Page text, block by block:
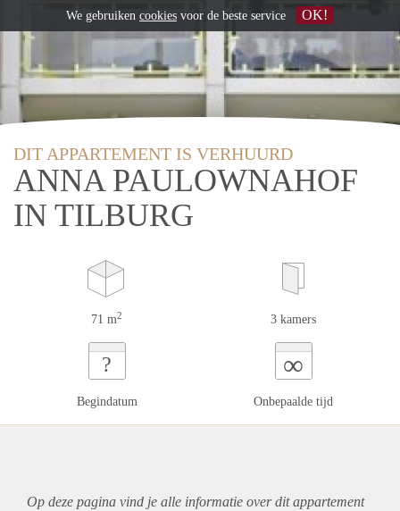
DIT APPARTEMENT IS VERHUURD
ANNA PAULOWNAHOF
IN TILBURG
71 m2 3 kamers
?
Begindatum
∞
Onbepaalde tijd
Op deze pagina vind je alle informatie over ditappartement
We gebruiken cookies voor de beste service OK!